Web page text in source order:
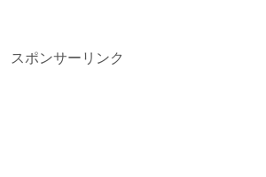
スポンサーリンク